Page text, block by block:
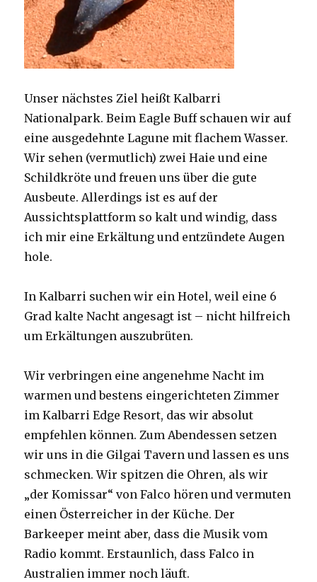
Unser nächstes Ziel heißt Kalbarri
Nationalpark. Beim Eagle Buff schauen wir auf
eine ausgedehnte Lagune mit flachem Wasser.
Wir sehen (vermutlich) zwei Haie und eine
Schildkröte und freuen uns über die gute
Ausbeute. Allerdings ist es auf der
Aussichtsplattform so kalt und windig, dass
ich mir eine Erkältung und entzündete Augen
hole.
In Kalbarri suchen wir ein Hotel, weil eine 6
Grad kalte Nacht angesagt ist – nicht hilfreich
um Erkältungen auszubrüten.
Wir verbringen eine angenehme Nacht im
warmen und bestens eingerichteten Zimmer
im Kalbarri Edge Resort, das wir absolut
empfehlen können. Zum Abendessen setzen
wir uns in die Gilgai Tavern und lassen es uns
schmecken. Wir spitzen die Ohren, als wir
„der Komissar“ von Falco hören und vermuten
einen Österreicher in der Küche. Der
Barkeeper meint aber, dass die Musik vom
Radio kommt. Erstaunlich, dass Falco in
Australien immer noch läuft.